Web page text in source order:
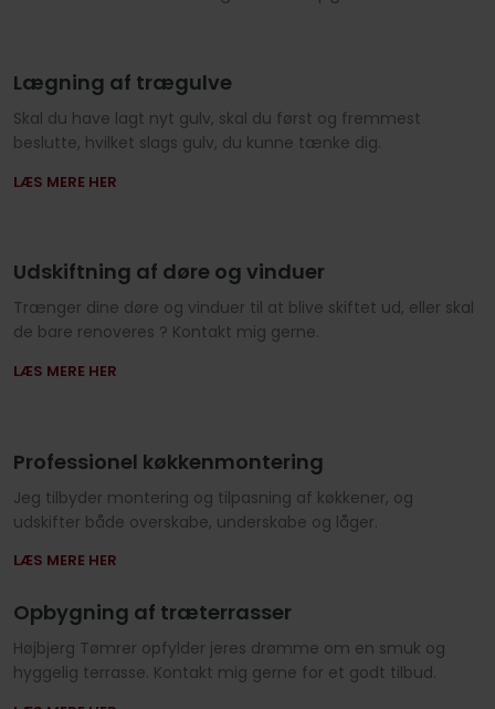
Lægning af trægulve
​Skal du have lagt nyt gulv, skal du først og fremmest
beslutte, hvilket slags gulv, du kunne tænke dig.
LÆS MERE HER​
Udskiftning af døre og vinduer
​Trænger dine døre og vinduer til at blive skiftet ud, eller skal
de bare renoveres ? Kontakt mig gerne.
LÆS MERE HER
Professionel køkkenmontering
​Jeg tilbyder montering og tilpasning af køkkener, og
udskifter både overskabe, underskabe og låger.
LÆS MERE HER
Opbygning af træterrasser
​Højbjerg Tømrer opfylder jeres drømme om en smuk og
hyggelig terrasse. Kontakt mig gerne for et godt tilbud.